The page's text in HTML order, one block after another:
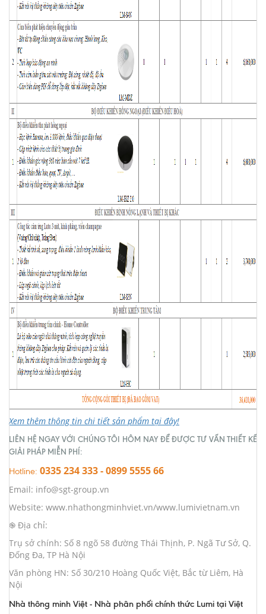
Xem thêm thông tin chi tiết sản phẩm tại đây!
LIÊN HỆ NGAY VỚI CHÚNG TÔI HÔM NAY ĐỂ ĐƯỢC TƯ VẤN THIẾT KẾ
GIẢI PHÁP MIỄN PHÍ:
Hotline: 0335 234 333 - 0899 5555 66
Email: info@sgt-group.vn
Website: www.nhathongminhviet.vn/www.lumivietnam.vn
֎ Địa chỉ:
Trụ sở chính: Số 8 ngõ 58 đường Thái Thịnh, P. Ngã Tư Sở, Q.
Đống Đa, TP Hà Nội
Văn phòng HN: Số 30/210 Hoàng Quốc Việt, Bắc từ Liêm, Hà
Nội
Nhà thông minh Việt - Nhà phân phối chính thức Lumi tại Việt